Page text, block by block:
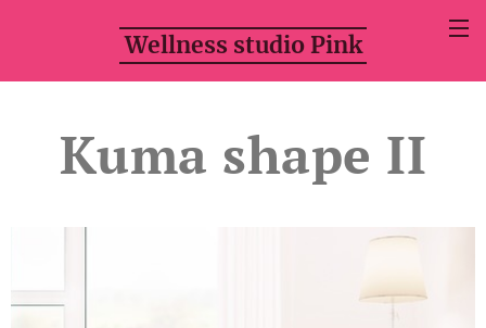
Wellness studio Pink
Kuma shape II